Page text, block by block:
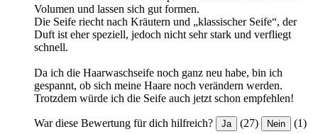
Volumen und lassen sich gut formen.
Die Seife riecht nach Kräutern und „klassischer Seife“, der
Duft ist eher speziell, jedoch nicht sehr stark und verfliegt
schnell.
Da ich die Haarwaschseife noch ganz neu habe, bin ich
gespannt, ob sich meine Haare noch verändern werden.
Trotzdem würde ich die Seife auch jetzt schon empfehlen!
War diese Bewertung für dich hilfreich? Ja (27) Nein (1)